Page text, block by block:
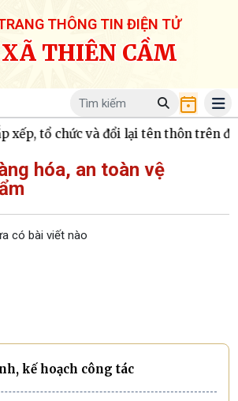
THÔNG TIN ĐIỆN TỬ
XÃ THIÊN CẦM
tổ chức và đổi lại tên thôn trên địa
hóa, an toàn vệ
có bài viết nào
kế hoạch công tác